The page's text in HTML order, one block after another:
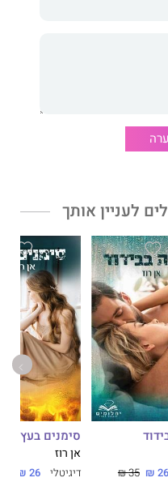
הסיבה לכך היא שזוג
את עיניי בבית
בקסמיה ולא מצליח.
מהרגע הראשון שראיתי אותה,
בה לא מאפשר לי להתרחק.
רוזהוא רומן מתח עכשווי טעון
העבר לטובת עתיד טוב
אהבה אחת גדולה החוצה את
לעניין אותך
26 ₪
35 ₪
סימנים בעץ
אן רוז
דיגיטלי 26 ₪